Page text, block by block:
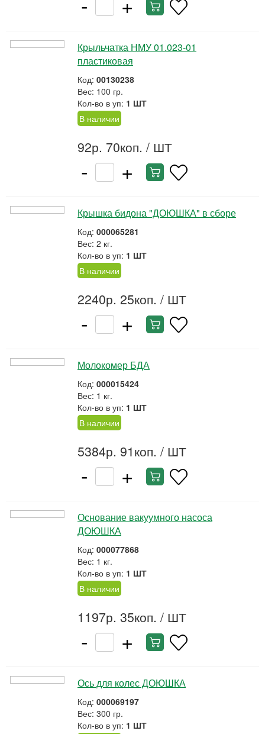
Крыльчатка НМУ 01.023-01
пластиковая
Код: 00130238
Вес: 100 гр.
Кол-во в уп: 1 ШТ
В наличии
92р. 70коп. / ШТ
- +
Крышка бидона "ДОЮШКА" в сборе
Код: 000065281
Вес: 2 кг.
Кол-во в уп: 1 ШТ
В наличии
2240р. 25коп. / ШТ
- +
Молокомер БДА
Код: 000015424
Вес: 1 кг.
Кол-во в уп: 1 ШТ
В наличии
5384р. 91коп. / ШТ
- +
Основание вакуумного насоса
ДОЮШКА
Код: 000077868
Вес: 1 кг.
Кол-во в уп: 1 ШТ
В наличии
1197р. 35коп. / ШТ
- +
Ось для колес ДОЮШКА
Код: 000069197
Вес: 300 гр.
Кол-во в уп: 1 ШТ